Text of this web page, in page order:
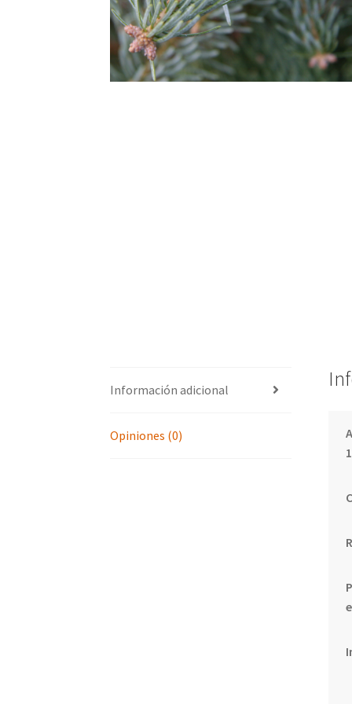
Información adicional
Opiniones (0)